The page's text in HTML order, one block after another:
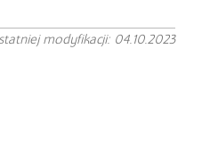
modyfikacji: 04.10.2023